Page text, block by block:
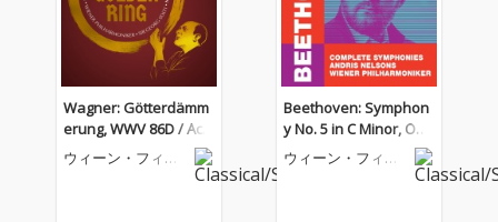
Wagner: Götterdämm
erung, WWV 86D / Act I
II: Trauermarsch (Edit /
Remastered 2022)
ウィーン・フィル
Beethoven: Symphon
y No. 5 in C Minor, Op.
67: 1. Allegro con brio
ウィーン・フィル